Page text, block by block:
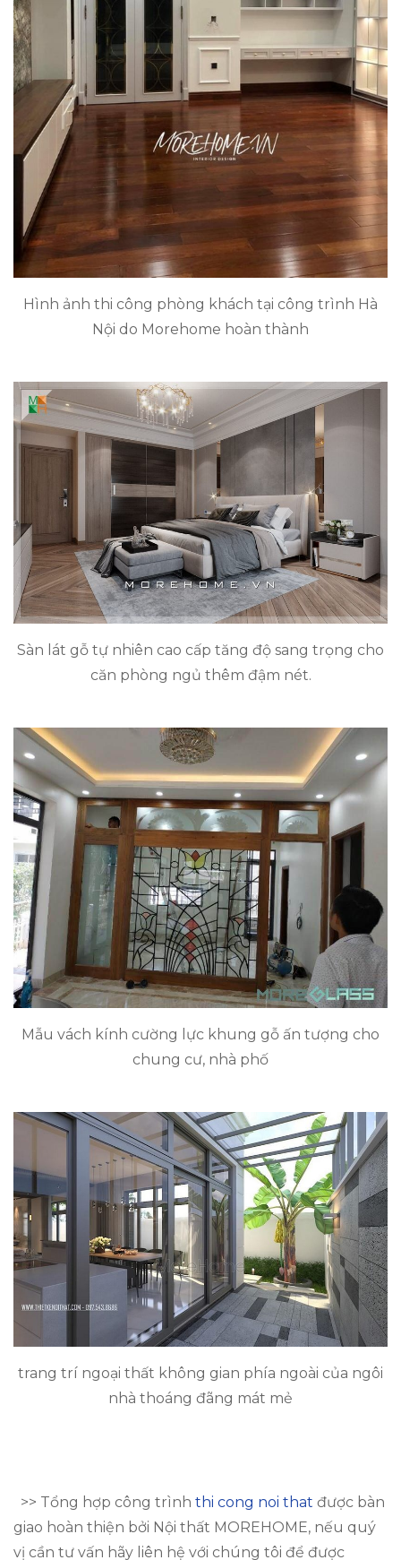
Hình ảnh thi công phòng khách tại công trình Hà
Nội do Morehome hoàn thành
Sàn lát gỗ tự nhiên cao cấp tăng độ sang trọng cho
căn phòng ngủ thêm đậm nét.
Mẫu vách kính cường lực khung gỗ ấn tượng cho
chung cư, nhà phố
trang trí ngoại thất không gian phía ngoài của ngôi
nhà thoáng đãng mát mẻ
>> Tổng hợp công trình thi cong noi that được bàn
giao hoàn thiện bởi Nội thất MOREHOME, nếu quý
vị cần tư vấn hãy liên hệ với chúng tôi để được